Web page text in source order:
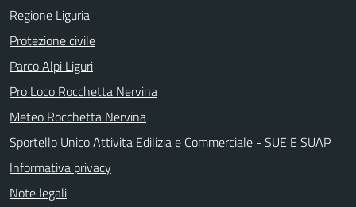
Regione Liguria
Protezione civile
Parco Alpi Liguri
Pro Loco Rocchetta Nervina
Meteo Rocchetta Nervina
Sportello Unico Attivita Edilizia e Commerciale - SUE E SUAP
Informativa privacy
Note legali